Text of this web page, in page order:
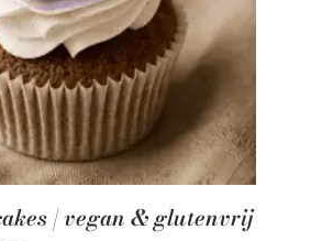
| vegan & glutenvrij